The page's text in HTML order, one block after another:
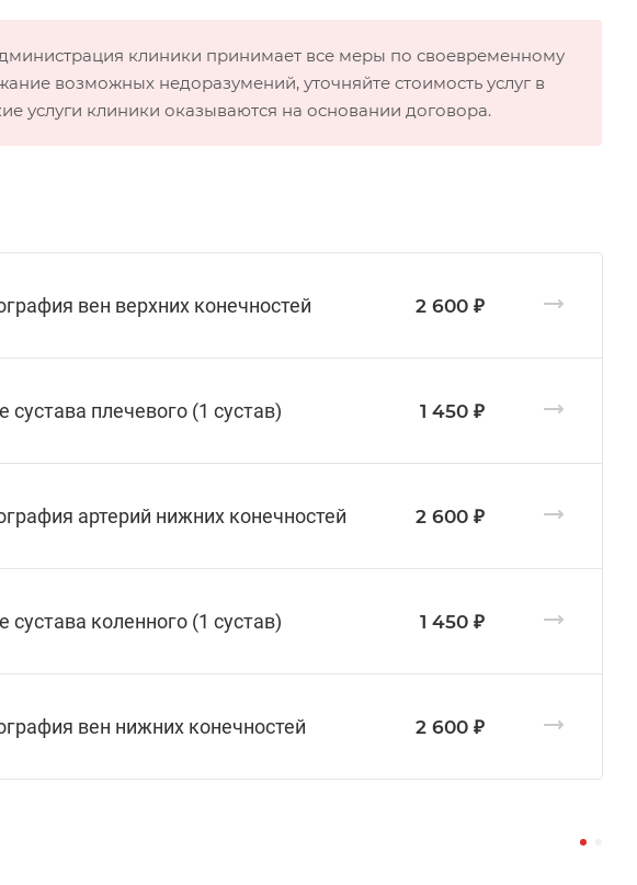
клиники принимает все меры по своевременному
возможных недоразумений, уточняйте стоимость услуг в
услуги клиники оказываются на основании договора.
вен верхних конечностей 2 600 ₽
плечевого (1 сустав) 1 450 ₽
артерий нижних конечностей 2 600 ₽
коленного (1 сустав) 1 450 ₽
вен нижних конечностей 2 600 ₽